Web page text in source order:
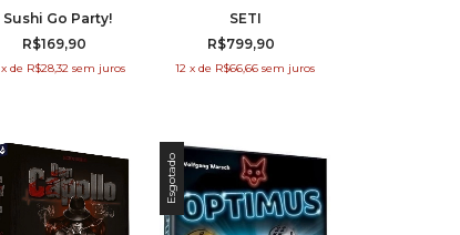
Sushi Go Party!
R$169,90
x de R$28,32 sem juros
SETI
R$799,90
12 x de R$66,66 sem juros
Esgotado